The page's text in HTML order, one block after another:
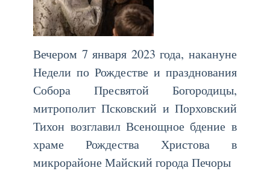
Вечером 7 января 2023 года, накануне
Недели по Рождестве и празднования
Собора Пресвятой Богородицы,
митрополит Псковский и Порховский
Тихон возглавил Всенощное бдение в
храме Рождества Христова в
микрорайоне Майский города Печоры